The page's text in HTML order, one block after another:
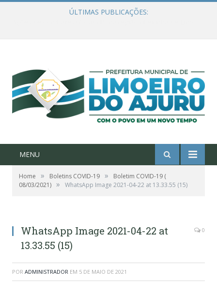
ÚLTIMAS PUBLICAÇÕES:
MENU
Home » Boletins COVID-19 »
Boletim COVID-19 (
08/03/2021) » WhatsApp Image 2021-04-22 at 13.33.55 (15)
WhatsApp Image 2021-04-22 at
13.33.55 (15)
0
POR ADMINISTRADOR EM 5 DE MAIO DE 2021